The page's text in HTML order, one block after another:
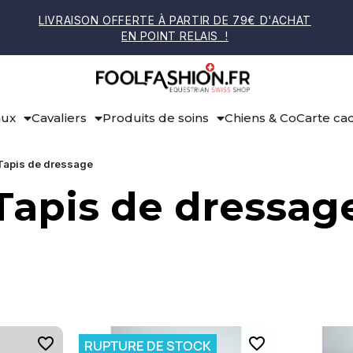
LIVRAISON OFFERTE À PARTIR DE 79€ D'ACHAT
EN POINT RELAIS !
Cavaliers Produits de soins Chiens & CoCarte
de dressage
de
favorite_border RUPTURE DE STOCK favorite_border